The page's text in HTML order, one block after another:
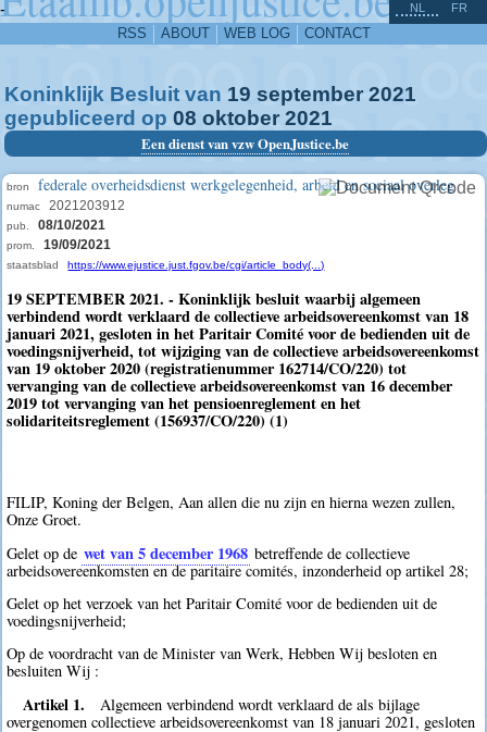
-
RSS ABOUT WEB LOG CONTACT
NL FR
Koninklijk Besluit van 19 september 2021
gepubliceerd op 08 oktober 2021
Een dienst van vzw OpenJustice.be
bron federale overheidsdienst werkgelegenheid, arbeid en sociaal overleg
numac 2021203912
pub. 08/10/2021
prom. 19/09/2021
staatsblad https://www.ejustice.just.fgov.be/cgi/article_body(...)
19 SEPTEMBER 2021. - Koninklijk besluit waarbij algemeen
verbindend wordt verklaard de collectieve arbeidsovereenkomst van 18
januari 2021, gesloten in het Paritair Comité voor de bedienden uit de
voedingsnijverheid, tot wijziging van de collectieve arbeidsovereenkomst
van 19 oktober 2020 (registratienummer 162714/CO/220) tot
vervanging van de collectieve arbeidsovereenkomst van 16 december
2019 tot vervanging van het pensioenreglement en het
solidariteitsreglement (156937/CO/220) (1)
FILIP, Koning der Belgen, Aan allen die nu zijn en hierna wezen zullen,
Onze Groet.
Gelet op de wet van 5 december 1968 betreffende de collectieve
arbeidsovereenkomsten en de paritaire comités, inzonderheid op artikel 28;
Gelet op het verzoek van het Paritair Comité voor de bedienden uit de
voedingsnijverheid;
Op de voordracht van de Minister van Werk, Hebben Wij besloten en
besluiten Wij :
Artikel 1.
Algemeen verbindend wordt verklaard de als bijlage
overgenomen collectieve arbeidsovereenkomst van 18 januari 2021, gesloten
^